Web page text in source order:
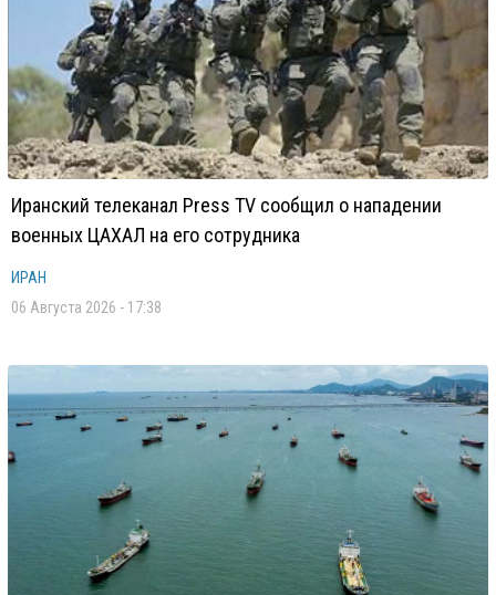
Иранский телеканал Press TV сообщил о нападении
военных ЦАХАЛ на его сотрудника
ИРАН
06 Августа 2026 - 17:38